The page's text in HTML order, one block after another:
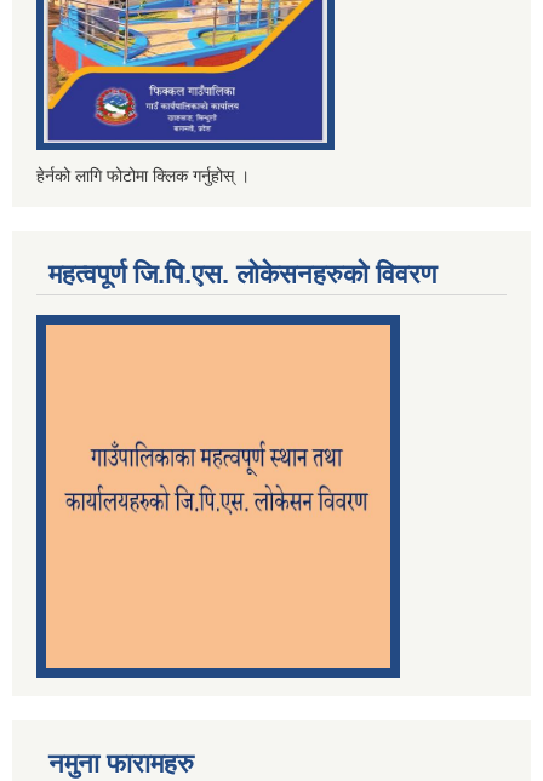
हेर्नको लागि फोटोमा क्लिक गर्नुहोस् ।
महत्वपूर्ण जि.पि.एस. लोकेसनहरुको विवरण
नमुना फारामहरु